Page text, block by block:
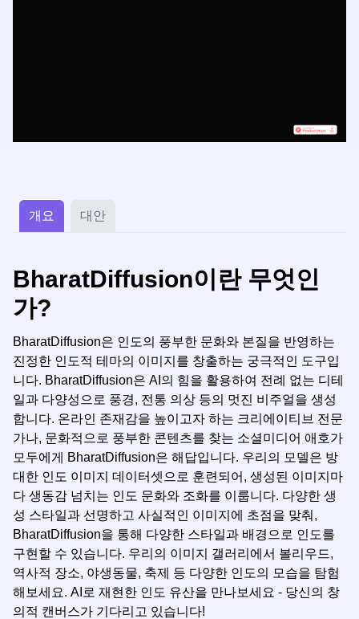
개요 대안
BharatDiffusion이란 무엇인
가?
BharatDiffusion은 인도의 풍부한 문화와 본질을 반영하는
진정한 인도적 테마의 이미지를 창출하는 궁극적인 도구입
니다. BharatDiffusion은 AI의 힘을 활용하여 전례 없는 디테
일과 다양성으로 풍경, 전통 의상 등의 멋진 비주얼을 생성
합니다. 온라인 존재감을 높이고자 하는 크리에이티브 전문
가나, 문화적으로 풍부한 콘텐츠를 찾는 소셜미디어 애호가
모두에게 BharatDiffusion은 해답입니다. 우리의 모델은 방
대한 인도 이미지 데이터셋으로 훈련되어, 생성된 이미지마
다 생동감 넘치는 인도 문화와 조화를 이룹니다. 다양한 생
성 스타일과 선명하고 사실적인 이미지에 초점을 맞춰,
BharatDiffusion을 통해 다양한 스타일과 배경으로 인도를
구현할 수 있습니다. 우리의 이미지 갤러리에서 볼리우드,
역사적 장소, 야생동물, 축제 등 다양한 인도의 모습을 탐험
해보세요. AI로 재현한 인도 유산을 만나보세요 - 당신의 창
의적 캔버스가 기다리고 있습니다!